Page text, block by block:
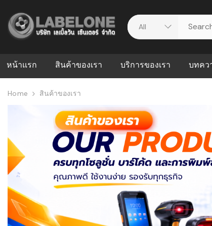
หน้าแรก สินค้าของเรา บริการของเรา
ดาวน์โหลดไดร์เวอร์
วีดีโอแนะนำ
บทคว
บริหา
สต็อก
ปัญหา
ธุรกิจ
อย่าง
ต้องใช้
Home สินค้าของเรา